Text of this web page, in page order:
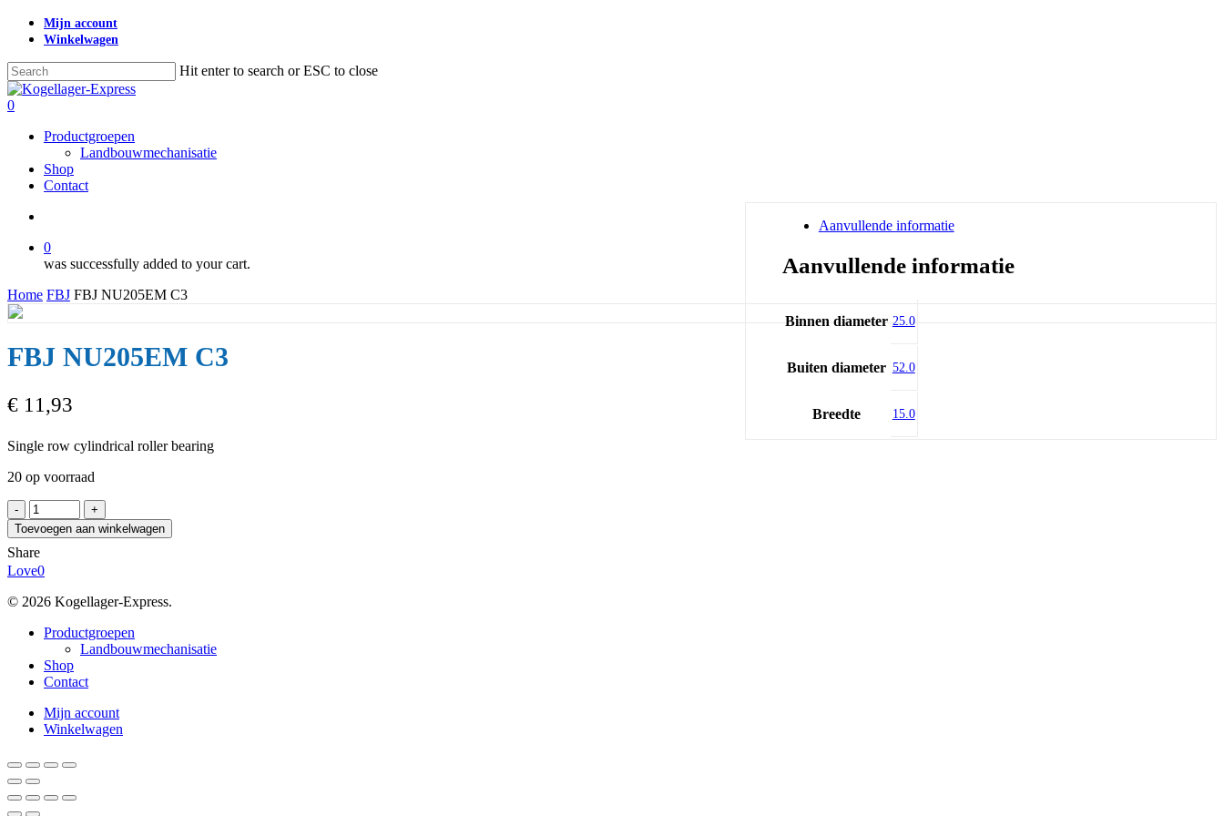
Skip
content
Mijn account
Winkelwagen
Hit enter to search or ESC to close
Close
Search
search
0
Productgroepen
Landbouwmechanisatie
Shop
Contact
0
was successfully added to your cart.
Home FBJ FBJ NU205EM C3
FBJ NU205EM C3
€ 11,93
Single row cylindrical roller bearing
20 op voorraad
FBJ
NU205EM
C3
aantal
Toevoegen aan winkelwagen
Share
Love0
Aanvullende informatie
Aanvullende informatie
Binnen diameter 25.0
Buiten diameter 52.0
Breedte 15.0
© 2026 Kogellager-Express.
Close
Productgroepen
Landbouwmechanisatie
Shop
Contact
Mijn account
Winkelwagen